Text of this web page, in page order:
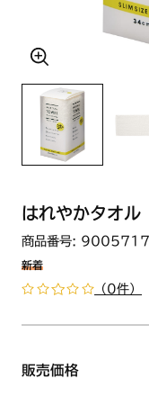
はれやかタオ
商品番号: 9005717
新着
（0件）
販売価格